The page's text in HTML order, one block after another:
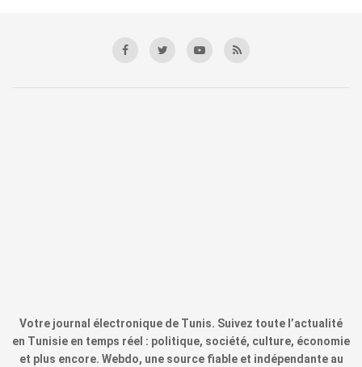
Votre journal électronique de Tunis. Suivez toute l’actualité
en Tunisie en temps réel : politique, société, culture, économie
et plus encore. Webdo, une source fiable et indépendante au